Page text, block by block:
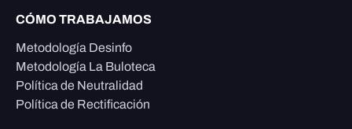
CÓMO TRABAJAMOS
Metodología Desinfo
Metodología La Buloteca
Política de Neutralidad
Política de Rectificación